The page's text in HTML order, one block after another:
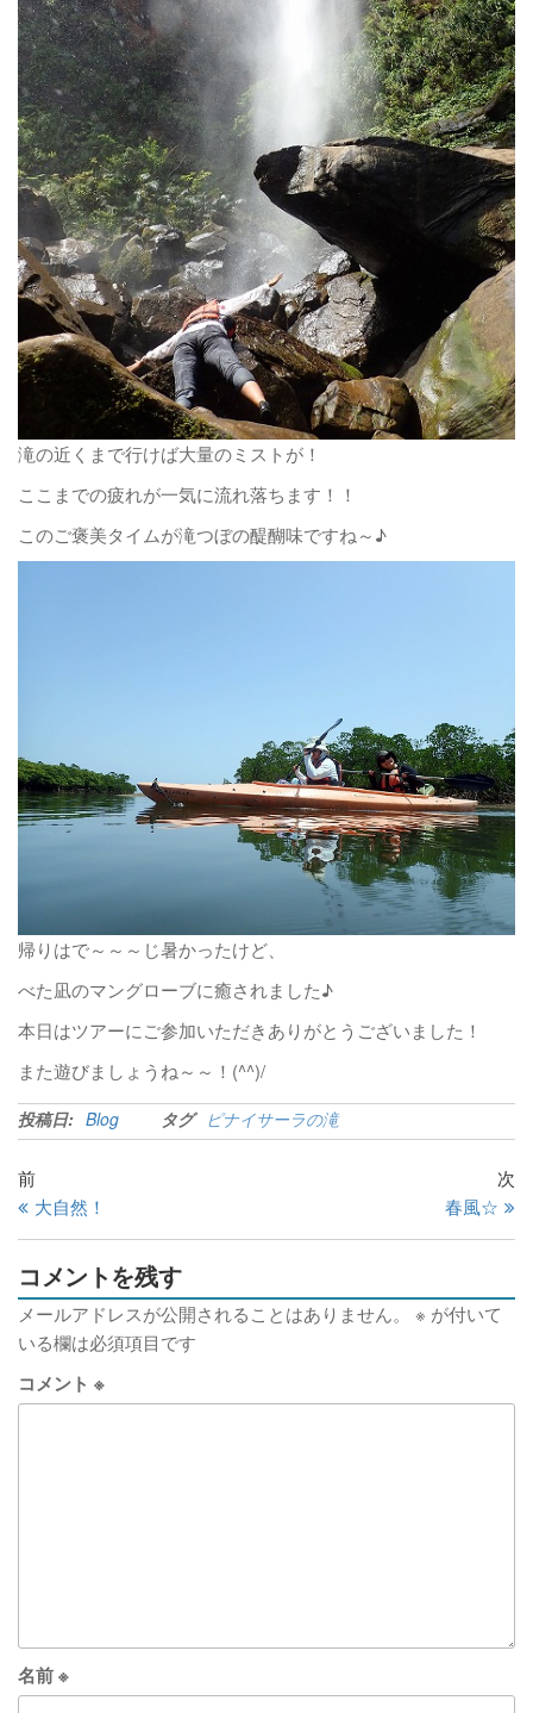
滝の近くまで行けば大量のミストが！
ここまでの疲れが一気に流れ落ちます！！
このご褒美タイムが滝つぼの醍醐味ですね～♪
帰りはで～～～じ暑かったけど、
べた凪のマングローブに癒されました♪
本日はツアーにご参加いただきありがとうございました！
また遊びましょうね～～！(^^)/
投稿日: Blog タグ ピナイサーラの滝
前
大自然！
次
春風☆
コメントを残す
メールアドレスが公開されることはありません。 ※ が付いて
いる欄は必須項目です
コメント ※
名前※